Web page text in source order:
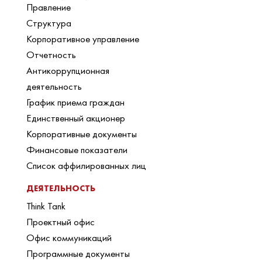
Правление
Структура
Корпоративное управление
Отчетность
Антикоррупционная
деятельность
График приема граждан
Единственный акционер
Корпоративные документы
Финансовые показатели
Список аффилированных лиц
ДЕЯТЕЛЬНОСТЬ
Think Tank
Проектный офис
Офис коммуникаций
Программные документы